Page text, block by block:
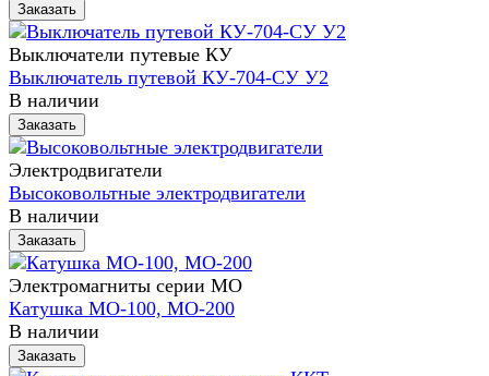
Заказать
Выключатели путевые КУ
Выключатель путевой КУ-704-СУ У2
В наличии
Заказать
Электродвигатели
Высоковольтные электродвигатели
В наличии
Заказать
Электромагниты серии МО
Катушка МО-100, МО-200
В наличии
Заказать